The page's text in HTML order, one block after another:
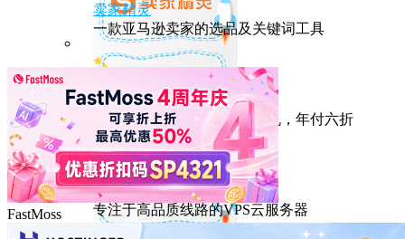
卖家精灵
一款亚马逊卖家的选品及关键词工具
HostEase
性能出众的高性价比美国主机，年付六折
DMIT
专注于高品质线路的VPS云服务器
FastMoss